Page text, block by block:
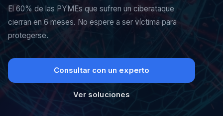
El 60% de las PYMEs que sufren un ciberataque
cierran en 6 meses. No espere a ser víctima para
protegerse.
Consultar con un experto
Ver soluciones